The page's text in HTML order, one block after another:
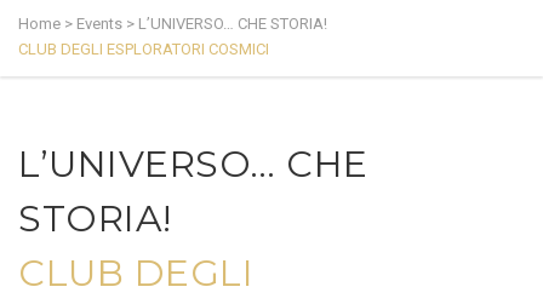
Home > Events > L’UNIVERSO… CHE STORIA!
CLUB DEGLI ESPLORATORI COSMICI
L’UNIVERSO… CHE
STORIA!
CLUB DEGLI